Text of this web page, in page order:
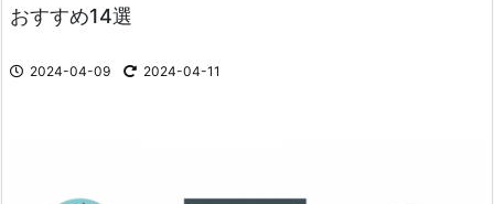
おすすめ14選
2024-04-09 2024-04-11